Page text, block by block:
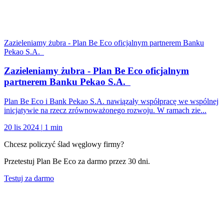
Zazieleniamy żubra - Plan Be Eco oficjalnym partnerem Banku
Pekao S.A.
Zazieleniamy żubra - Plan Be Eco oficjalnym
partnerem Banku Pekao S.A.
Plan Be Eco i Bank Pekao S.A. nawiązały współpracę we wspólnej
inicjatywie na rzecz zrównoważonego rozwoju. W ramach zie...
20 lis 2024 | 1 min
Chcesz policzyć ślad węglowy firmy?
Przetestuj Plan Be Eco za darmo przez 30 dni.
Testuj za darmo